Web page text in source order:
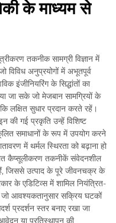
के माध्यम से
तकनीक सामग्री विज्ञान में
विविध अनुप्रयोगों में अभूतपूर्व
इंजीनियरिंग के सिद्धांतों का
जा सके जो मेजबान सामग्रियों के
लक्षित सुधार प्रदान करते रहें।
की गई प्रकृति उन्हें विशिष्ट
समाधानों के रूप में उपयोग करने
में थर्मल स्थिरता को बढ़ाना हो
कैप्सूलीकरण तकनीकें संवेदनशील
जिससे उत्पाद के पूरे जीवनचक्र के
के एडिटिव्स में शामिल नियंत्रित-
जो आवश्यकतानुसार सक्रिय घटकों
प्रदर्शन स्तर बनाए रखा जा
या प्रतिस्थापन की